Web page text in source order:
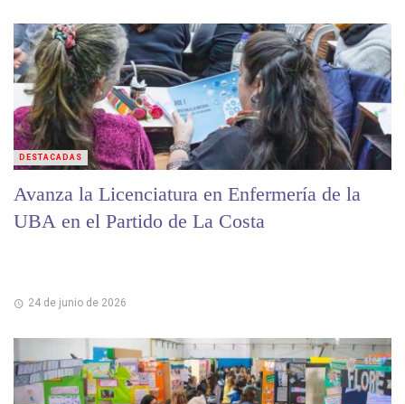
Avanza la Licenciatura en Enfermería de la
UBA en el Partido de La Costa
24 de junio de 2026
DESTACADAS